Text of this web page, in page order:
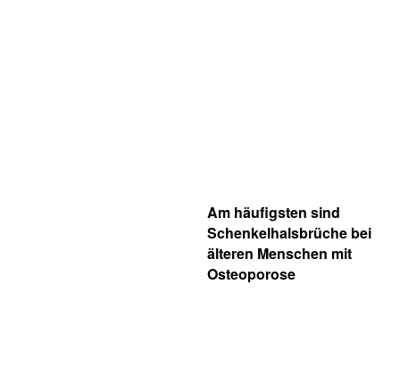
Am häufigsten sind
Schenkelhalsbrüche bei
älteren Menschen mit
Osteoporose